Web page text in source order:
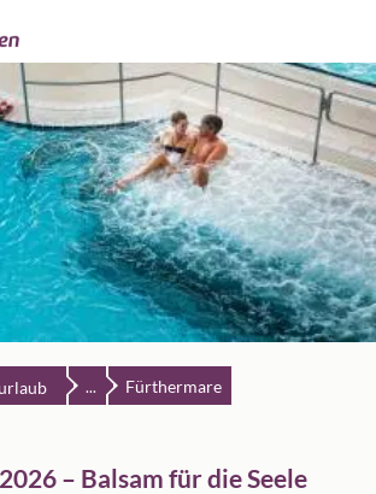
... Fürthermare
– Balsam für die Seele